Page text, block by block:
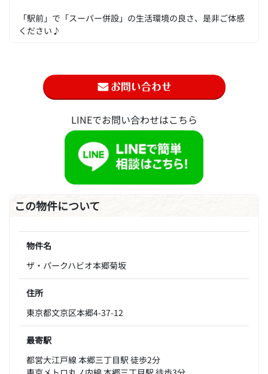
「駅前」で「スーパー併設」の生活環境の良さ、是非ご体感
ください♪
LINEでお問い合わせはこちら
この物件について
物件名
ザ・パークハビオ本郷菊坂
住所
東京都文京区本郷4-37-12
最寄駅
都営大江戸線 本郷三丁目駅 徒歩2分